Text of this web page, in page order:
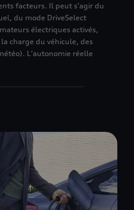
facteurs. Il peut s'agir du
du mode DriveSelect
électriques activés,
charge du véhicule, des
L'autonomie réelle